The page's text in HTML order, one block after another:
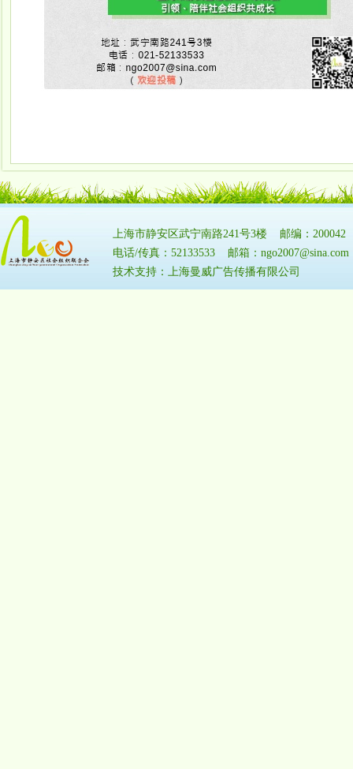
上海市静安区武宁南路241号3楼 邮编：
电话/传真：52133533 邮箱：
技术支持：上海曼威广告传播有限公司